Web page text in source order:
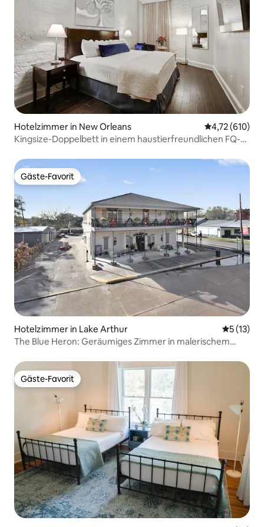
Hotelzimmer in New Orleans
4,72 (610)
Kingsize-Doppelbett in einem haustierfreundlichen FQ-
Gäste-Favorit
Gäste-Favorit
Hotelzimmer in Lake Arthur
5 (13)
The Blue Heron: Geräumiges Zimmer in malerischem
Gäste-Favorit
Gäste-Favorit